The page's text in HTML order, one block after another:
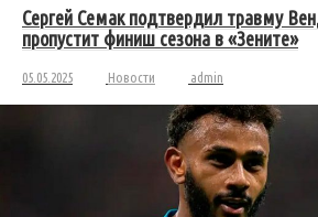
Сергей Семак подтвердил травму
пропустит финиш сезона в «Зените»
05.05.2025 Новости admin